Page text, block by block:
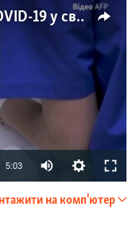
Коротко про нове довкола COVID-19 у світі за тиждень (відео)
available
5:03
на комп'ютер